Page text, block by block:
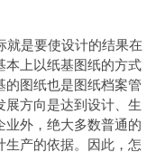
就是要使设计的结果在
本上以纸基图纸的方式
图纸也是图纸档案管
方向是达到设计、生
外，绝大多数普通的
产的依据。因此，怎